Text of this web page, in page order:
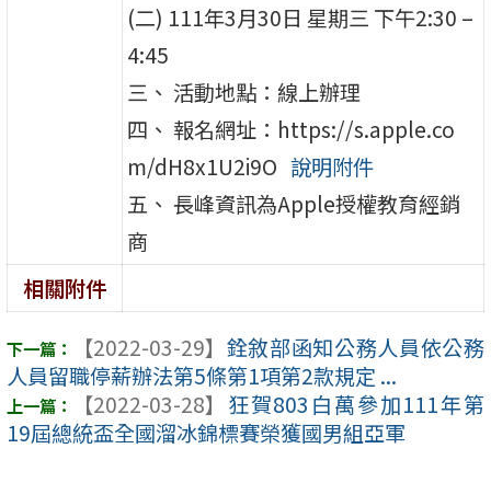
(二) 111年3月30日 星期三 下午2:30 –
4:45
三、 活動地點：線上辦理
四、 報名網址：https://s.apple.co
m/dH8x1U2i9O 說明附件
五、 長峰資訊為Apple授權教育經銷
商
相關附件
【2022-03-29】 銓敘部函知公務人員依公務
人員留職停薪辦法第5條第1項第2款規定 ...
【2022-03-28】 狂賀803白萬參加111年第
19屆總統盃全國溜冰錦標賽榮獲國男組亞軍